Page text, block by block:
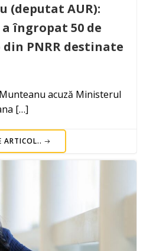
(deputat AUR):
îngropat 50 de
PNRR destinate
acuză Ministerul
[…]
ARTICOL..